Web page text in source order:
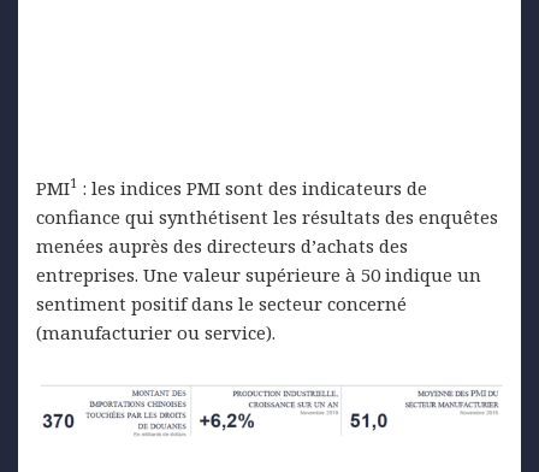
PMI1 : les indices PMI sont des indicateurs de
confiance qui synthétisent les résultats des enquêtes
menées auprès des directeurs d’achats des
entreprises. Une valeur supérieure à 50 indique un
sentiment positif dans le secteur concerné
(manufacturier ou service).